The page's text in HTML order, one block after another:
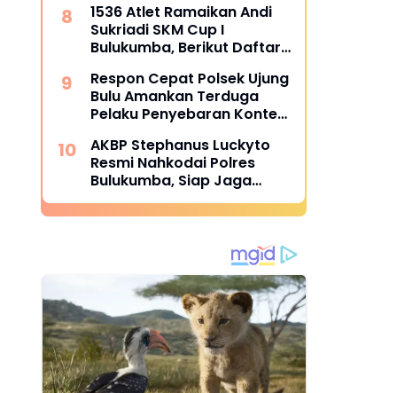
1536 Atlet Ramaikan Andi
Sukriadi SKM Cup I
Bulukumba, Berikut Daftar
Respon Cepat Polsek Ujung
Bulu Amankan Terduga
Pelaku Penyebaran Konten
AKBP Stephanus Luckyto
Resmi Nahkodai Polres
Bulukumba, Siap Jaga
Kondusivitas Wilayah